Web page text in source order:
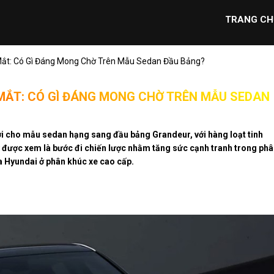
TRANG
Có Gì Đáng Mong Chờ Trên Mẫu Sedan Đầu Bảng?
CÓ GÌ ĐÁNG MONG CHỜ TRÊN MẪU SEDAN
mẫu sedan hạng sang đầu bảng Grandeur, với hàng loạt tinh
xem là bước đi chiến lược nhằm tăng sức cạnh tranh trong
ở phân khúc xe cao cấp.